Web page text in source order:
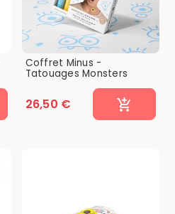
Coffret Minus -
Tatouages Monsters
26,50 €